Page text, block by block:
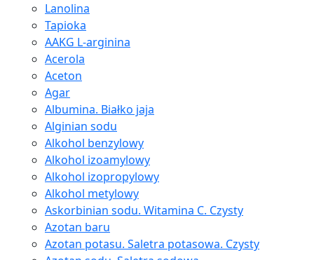
Lanolina
Tapioka
AAKG L-arginina
Acerola
Aceton
Agar
Albumina. Białko jaja
Alginian sodu
Alkohol benzylowy
Alkohol izoamylowy
Alkohol izopropylowy
Alkohol metylowy
Askorbinian sodu. Witamina C. Czysty
Azotan baru
Azotan potasu. Saletra potasowa. Czysty